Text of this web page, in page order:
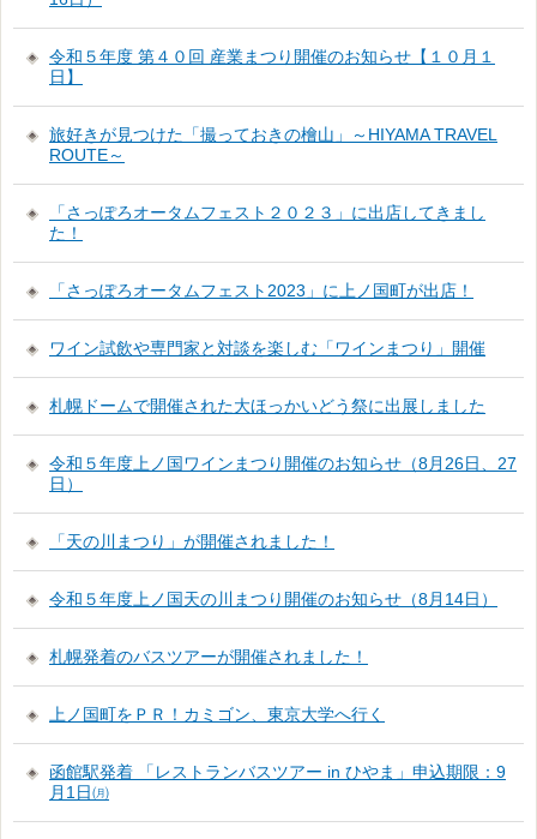
令和５年度 第４０回 産業まつり開催のお知らせ【１０月１
日】
旅好きが見つけた「撮っておきの檜山」～HIYAMA TRAVEL
ROUTE～
「さっぽろオータムフェスト２０２３」に出店してきまし
た！
「さっぽろオータムフェスト2023」に上ノ国町が出店！
ワイン試飲や専門家と対談を楽しむ「ワインまつり」開催
札幌ドームで開催された大ほっかいどう祭に出展しました
令和５年度上ノ国ワインまつり開催のお知らせ（8月26日、27
日）
「天の川まつり」が開催されました！
令和５年度上ノ国天の川まつり開催のお知らせ（8月14日）
札幌発着のバスツアーが開催されました！
上ノ国町をＰＲ！カミゴン、東京大学へ行く
函館駅発着 「レストランバスツアー in ひやま」申込期限：9
月1日㈪